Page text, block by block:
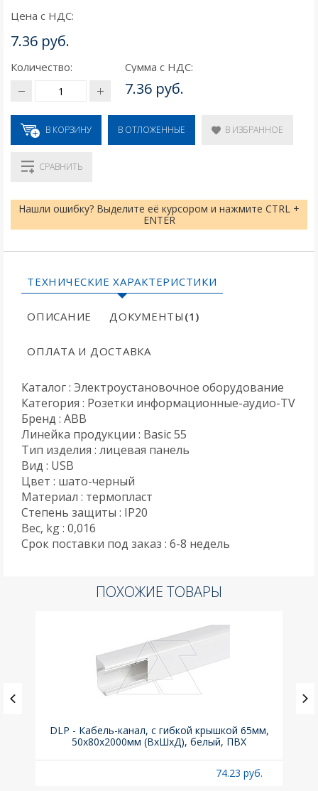
Цена с НДС:
7.36 руб.
Количество: Сумма с НДС:
7.36 руб.
В КОРЗИНУ В ОТЛОЖЕННЫЕ В ИЗБРАННОЕ
СРАВНИТЬ
Нашли ошибку? Выделите её курсором и нажмите CTRL +
ENTER
ТЕХНИЧЕСКИЕ ХАРАКТЕРИСТИКИ
ОПИСАНИЕ ДОКУМЕНТЫ (1)
ОПЛАТА И ДОСТАВКА
Каталог : Электроустановочное оборудование
Категория : Розетки информационные-аудио-TV
Бренд : ABB
Линейка продукции : Basic 55
Тип изделия : лицевая панель
Вид : USB
Цвет : шато-черный
Материал : термопласт
Степень защиты : IP20
Вес, kg : 0,016
Срок поставки под заказ : 6-8 недель
ПОХОЖИЕ ТОВАРЫ
DLP - Кабель-канал, с гибкой крышкой 65мм,
50x80х2000мм (ВхШхД), белый, ПВХ
74.23 руб.